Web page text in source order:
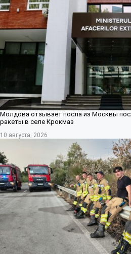
Молдова отзывает посла из Москвы
ракеты в селе Крокмаз
10 августа, 2026